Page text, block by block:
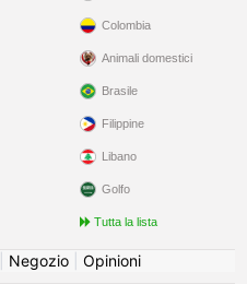
Colombia
Animali domestici
Brasile
Filippine
Libano
Golfo
Tutta la lista
Negozio| Opinioni